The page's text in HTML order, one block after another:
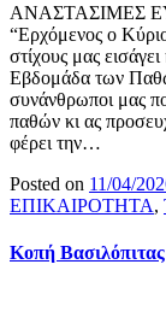
ΑΝΑΣΤΑΣΙΜΕΣ
“Ερχόμενος ο
στίχους μας
Εβδομάδα των
συνάνθρωποι μας
παθών κι ας
φέρει την…
Posted on 11/04/
ΕΠΙΚΑΙΡΟΤΗΤΑ,
Κοπή